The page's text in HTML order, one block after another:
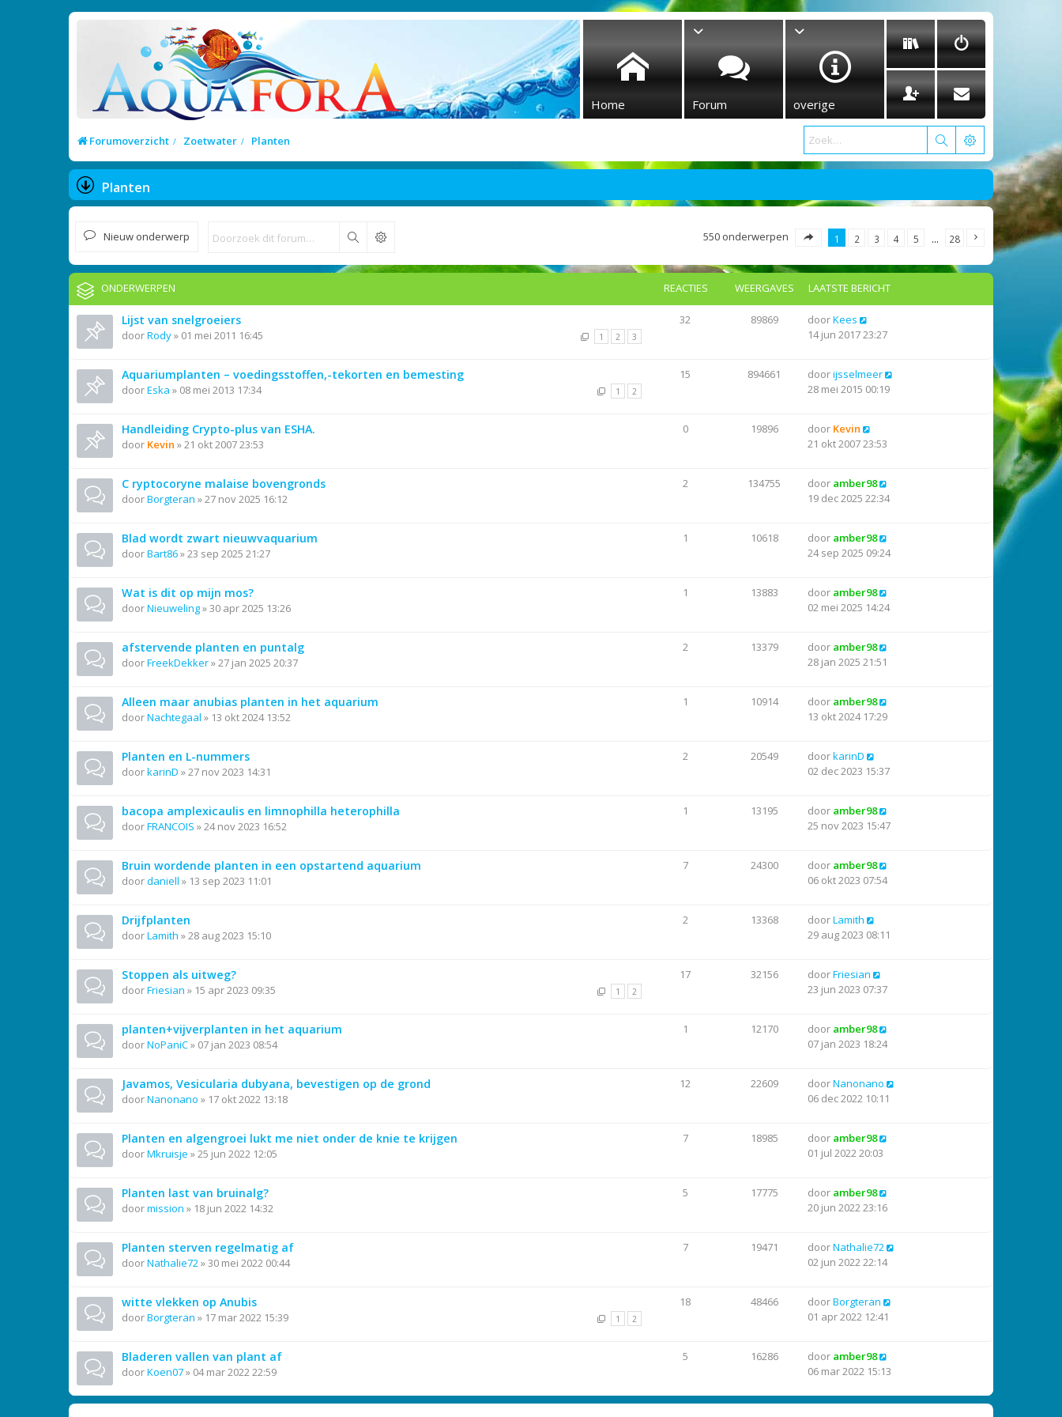
Home Forum overige
Forumoverzicht Zoetwater Planten
Planten
Nieuw onderwerp Zoek 550 onderwerpen 1 2 3 4 5 … 28
ONDERWERPEN REACTIES WEERGAVES LAATSTE BERICHT
Lijst van snelgroeiers
doorRody» 01 mei 2011 16:45 1 2 3
32 89869 doorKees
14 jun 2017 23:27
Aquariumplanten – voedingsstoffen,-tekorten en bemesting
doorEska » 08 mei 2013 17:34 1 2
15 894661 doorijsselmeer
28 mei 2015 00:19
Handleiding Crypto-plus van ESHA.
door Kevin »21 okt 2007 23:53
0 19896 door Kevin
21 okt 2007 23:53
C ryptocoryne malaise bovengronds
doorBorgteran »27 nov 2025 16:12
2 134755 door amber98
19 dec 2025 22:34
Blad wordt zwart nieuwvaquarium
doorBart86»23 sep 2025 21:27
1 10618 door amber98
24 sep 2025 09:24
Wat is dit op mijn mos?
doorNieuweling»30 apr 2025 13:26
1 13883 door amber98
02 mei 2025 14:24
afstervende planten en puntalg
doorFreekDekker»27 jan 2025 20:37
2 13379 door amber98
28 jan 2025 21:51
Alleen maar anubias planten in het aquarium
doorNachtegaal » 13 okt 2024 13:52
1 10914 door amber98
13 okt 2024 17:29
Planten en L-nummers
doorkarinD »27 nov 2023 14:31
2 20549 doorkarinD
02 dec 2023 15:37
bacopa amplexicaulis en limnophilla heterophilla
doorFRANCOIS »24 nov 2023 16:52
1 13195 door amber98
25 nov 2023 15:47
Bruin wordende planten in een opstartend aquarium
doordaniell » 13 sep 2023 11:01
7 24300 door amber98
06 okt 2023 07:54
Drijfplanten
doorLamith »28 aug 2023 15:10
2 13368 doorLamith
29 aug 2023 08:11
Stoppen als uitweg?
doorFriesian » 15 apr 2023 09:35 1 2
17 32156 doorFriesian
23 jun 2023 07:37
planten+vijverplanten in het aquarium
doorNoPaniC» 07 jan 2023 08:54
1 12170 door amber98
07 jan 2023 18:24
Javamos, Vesicularia dubyana, bevestigen op de grond
doorNanonano » 17 okt 2022 13:18
12 22609 doorNanonano
06 dec 2022 10:11
Planten en algengroei lukt me niet onder de knie te krijgen
doorMkruisje »25 jun 2022 12:05
7 18985 door amber98
01 jul 2022 20:03
Planten last van bruinalg?
doormission » 18 jun 2022 14:32
5 17775 door amber98
20 jun 2022 23:16
Planten sterven regelmatig af
doorNathalie72»30 mei 2022 00:44
7 19471 doorNathalie72
02 jun 2022 22:14
witte vlekken op Anubis
doorBorgteran » 17 mar 2022 15:39 1 2
18 48466 doorBorgteran
01 apr 2022 12:41
Bladeren vallen van plant af
doorKoen07» 04 mar 2022 22:59
5 16286 door amber98
06 mar 2022 15:13